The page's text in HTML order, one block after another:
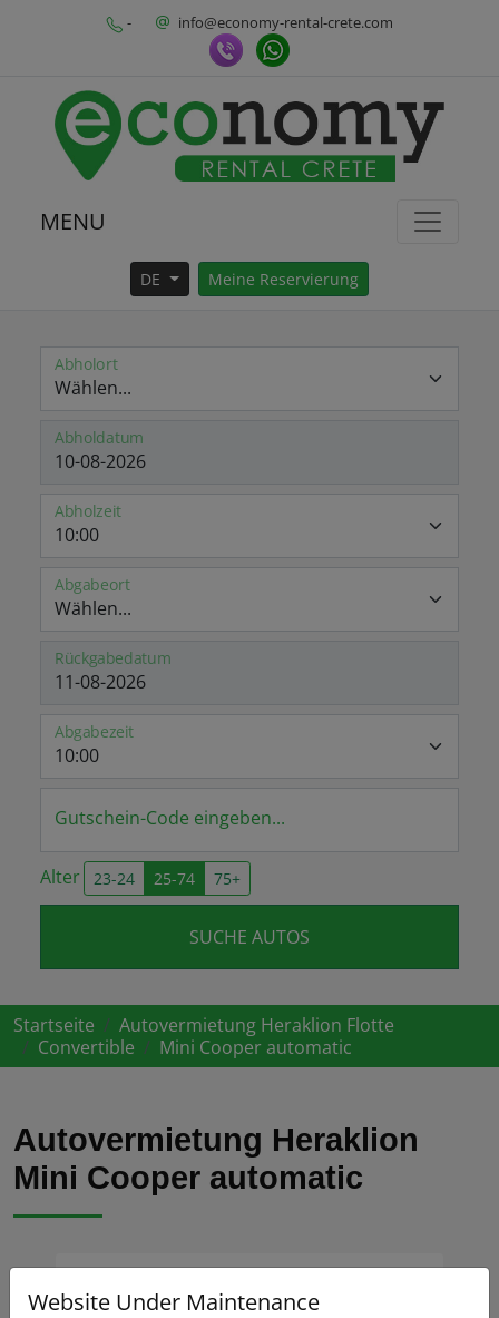
- info@economy-rental-crete.com
MENU
DE Meine Reservierung
Abholort
Abholdatum
Abholzeit
Abgabeort
Rückgabedatum
Abgabezeit
Gutschein-Code eingeben...
Alter 23-24 25-74 75+
SUCHE AUTOS
Startseite
Autovermietung Heraklion Flotte
Convertible
Mini Cooper automatic
Autovermietung Heraklion
Mini Cooper automatic
Website Under Maintenance